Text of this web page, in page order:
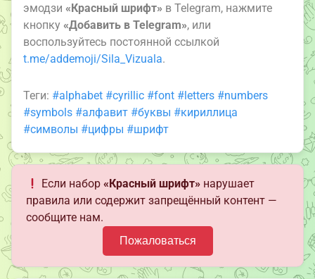
эмодзи «Красный шрифт» в Telegram, нажмите
кнопку «Добавить в Telegram», или
воспользуйтесь постоянной ссылкой
t.me/addemoji/Sila_Vizuala.
Теги: #alphabet #cyrillic #font #letters #numbers
#symbols #алфавит #буквы #кириллица
#символы #цифры #шрифт
Если набор«Красный шрифт» нарушает
правила или содержит запрещённый контент —
сообщите нам.
Пожаловаться